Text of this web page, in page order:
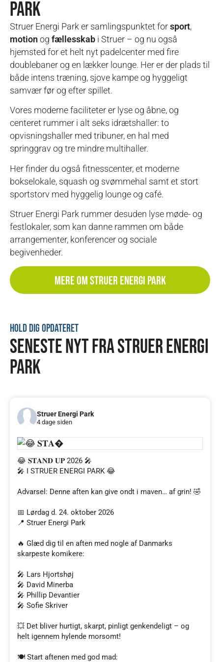
PARK
Struer Energi Park er samlingspunktet for sport,
motion og fællesskab i Struer – og nu også
hjemsted for et helt nyt padelcenter med fire
doublebaner og en lækker lounge. Her er der plads til
både intens træning, sjove kampe og hyggeligt
samvær før og efter spillet.
Vores moderne faciliteter er lyse og åbne, og
centeret rummer i alt seks idrætshaller: to
opvisningshaller med tribuner, en hal med
springgrav og tre mindre multihaller.
Her finder du også fitnesscenter, et moderne
bokselokale, squash og svømmehal samt et stort
sportstorv med hyggelig lounge og café.
Struer Energi Park rummer desuden lyse møde- og
festlokaler, som kan danne rammen om både
arrangementer, konferencer og sociale
begivenheder.
MERE OM STRUER ENERGI PARK
Hold dig opdateret
SENESTE NYT FRA STRUER ENERGI
PARK
Struer Energi Park
4 dage siden
😂 𝐒𝐓𝐀𝐍𝐃 𝐔𝐏 2026 🎤
🎤 I STRUER ENERGI PARK 😂
Advarsel: Denne aften kan give ondt i maven… af grin! 🤣
📅 Lørdag d. 24. oktober 2026
📍 Struer Energi Park
🔥 Glæd dig til en aften med nogle af Danmarks
skarpeste komikere:
🎤 Lars Hjortshøj
🎤 David Minerba
🎤 Phillip Devantier
🎤 Sofie Skriver
💥 Det bliver hurtigt, skarpt, pinligt genkendeligt – og
helt igennem hylende morsomt!
🍽️ Start aftenen med god mad: